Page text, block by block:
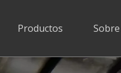
Productos